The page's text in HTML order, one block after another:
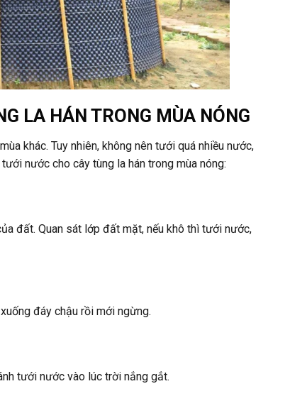
LA HÁN TRONG MÙA NÓNG
khác. Tuy nhiên, không nên tưới quá nhiều nước,
nước cho cây tùng la hán trong mùa nóng:
đất. Quan sát lớp đất mặt, nếu khô thì tưới nước,
đáy chậu rồi mới ngừng.
tưới nước vào lúc trời nắng gắt.